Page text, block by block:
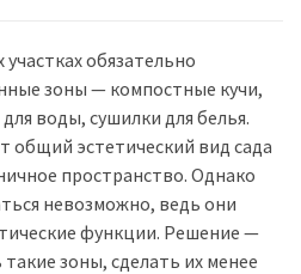
обязательно
зоны — компостные кучи,
воды, сушилки для белья.
общий эстетический вид сада
пространство. Однако
невозможно, ведь они
функции. Решение —
зоны, сделать их менее